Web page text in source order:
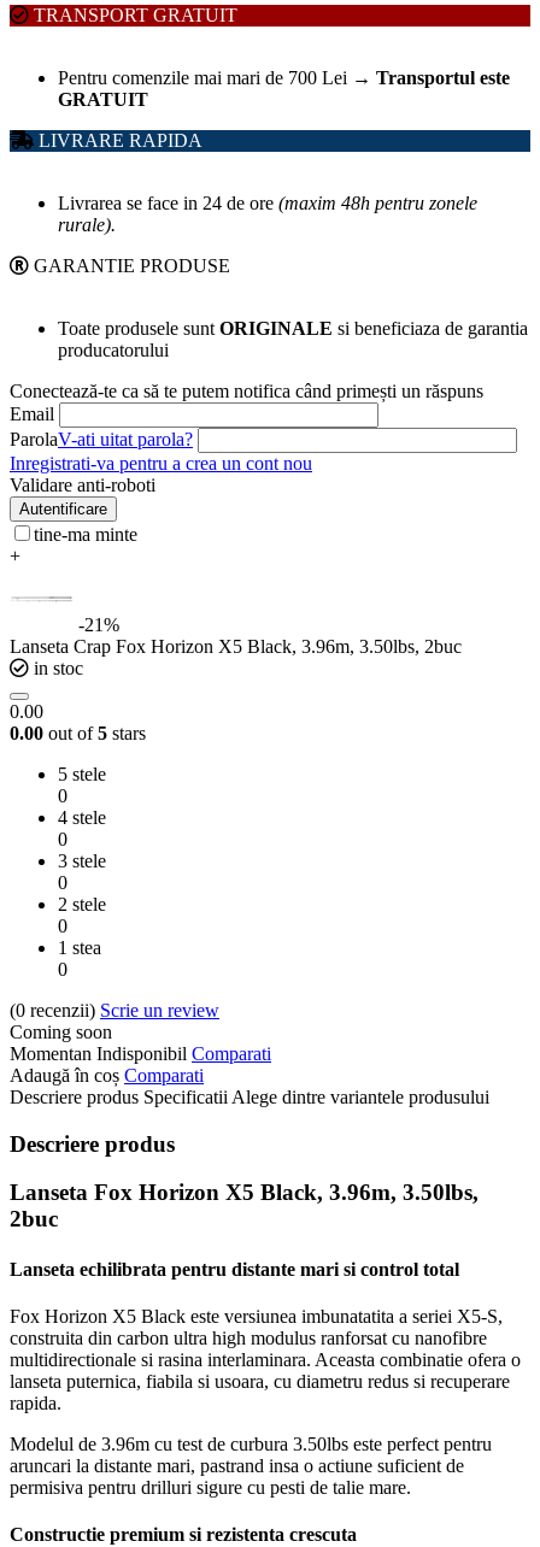
TRANSPORT GRATUIT
Pentru comenzile mai mari de 700 Lei → Transportul este
GRATUIT
LIVRARE RAPIDA
Livrarea se face in 24 de ore (maxim 48h pentru zonele
rurale).
GARANTIE PRODUSE
Toate produsele sunt ORIGINALE si beneficiaza de garantia
producatorului
Conectează-te ca să te putem notifica când primești un răspuns
Email
ParolaV-ati uitat parola?
Inregistrati-va pentru a crea un cont nou
Validare anti-roboti
Autentificare
tine-ma minte
+
-21%
Lanseta Crap Fox Horizon X5 Black, 3.96m, 3.50lbs, 2buc
in stoc
0.00
0.00 out of5 stars
5 stele
0
4 stele
0
3 stele
0
2 stele
0
1 stea
0
(0 recenzii) Scrie un review
Coming soon
Momentan Indisponibil Comparati
Adaugă în coș Comparati
Descriere produs Specificatii Alege dintre variantele produsului
Descriere produs
Lanseta Fox Horizon X5 Black, 3.96m, 3.50lbs,
2buc
Lanseta echilibrata pentru distante mari si control total
Fox Horizon X5 Black este versiunea imbunatatita a seriei X5-S,
construita din carbon ultra high modulus ranforsat cu nanofibre
multidirectionale si rasina interlaminara. Aceasta combinatie ofera o
lanseta puternica, fiabila si usoara, cu diametru redus si recuperare
rapida.
Modelul de 3.96m cu test de curbura 3.50lbs este perfect pentru
aruncari la distante mari, pastrand insa o actiune suficient de
permisiva pentru drilluri sigure cu pesti de talie mare.
Constructie premium si rezistenta crescuta